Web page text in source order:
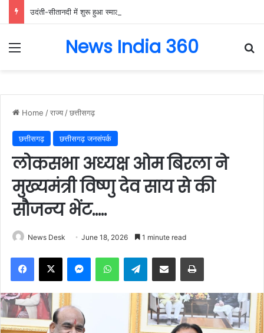
Menu News India 360
Home /राज्य /छत्तीसगढ़
छत्तीसगढ़ छत्तीसगढ़ जनसंपर्क
लोकसभा अध्यक्ष ओम बिरला ने
मुख्यमंत्री विष्णु देव साय से की
सौजन्य भेंट…..
News Desk June 18, 2026 1 minute read
Facebook
X MessengerWhatsAppTelegramShare via Email Print